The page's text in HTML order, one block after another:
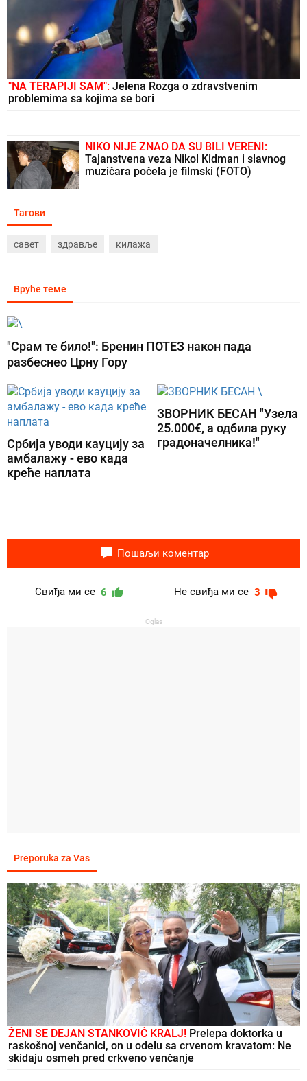
"NA TERAPIJI SAM": Jelena Rozga o zdravstvenim
problemima sa kojima se bori
NIKO NIJE ZNAO DA SU BILI VERENI:
Tajanstvena veza Nikol Kidman i slavnog
muzičara počela je filmski (FOTO)
Тагови
савет здравље килажа
Вруће теме
"Срам те било!": Бренин ПОТЕЗ након пада
разбеснео Црну Гору
Србија уводи кауцију за
амбалажу - ево када
креће наплата
ЗВОРНИК БЕСАН "Узела
25.000€, а одбила руку
градоначелника!"
Пошаљи коментар
Свиђа ми се 6 Не свиђа ми се 3
Oglas
Preporuka za Vas
ŽENI SE DEJAN STANKOVIĆ KRALJ! Prelepa doktorka u
raskošnoj venčanici, on u odelu sa crvenom kravatom: Ne
skidaju osmeh pred crkveno venčanje